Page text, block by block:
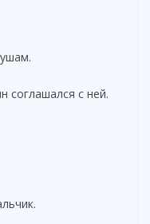
соглашался с ней.